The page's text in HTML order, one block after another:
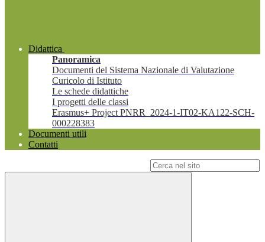
Didattica
Panoramica
Documenti del Sistema Nazionale di Valutazione
Curicolo di Istituto
Le schede didattiche
I progetti delle classi
Erasmus+ Project PNRR_2024-1-IT02-KA122-SCH-
000228383
Documenti utili
Contatti